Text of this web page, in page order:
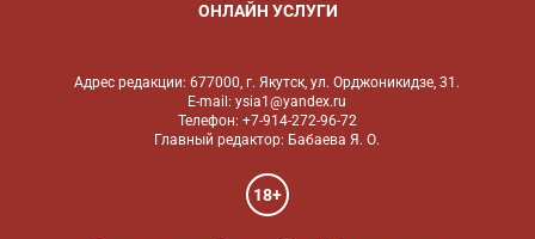
ОНЛАЙН УСЛУГИ
Адрес редакции: 677000, г. Якутск, ул. Орджоникидзе, 31.
E-mail: ysia1@yandex.ru
Телефон: +7-914-272-96-72
Главный редактор: Бабаева Я. О.
18+